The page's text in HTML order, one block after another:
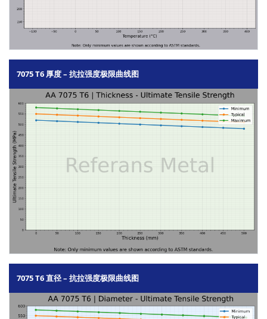
7075 T6 厚度 – 抗拉强度极限曲线图
7075 T6 直径 – 抗拉强度极限曲线图